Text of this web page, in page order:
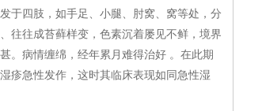
于四肢，如手足、小腿、肘窝、窝等处，分
往往成苔藓样变，色素沉着屡见不鲜，境界
。病情缠绵，经年累月难得治好 。在此期
疹急性发作，这时其临床表现如同急性湿